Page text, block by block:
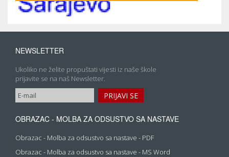
NEWSLETTER
Ukoliko ne želite propuštati vijesti iz naše škole
prijavite se na naš Newsletter.
OBRAZAC - MOLBA ZA ODSUSTVO SA NASTAVE
Obrazac - Molba za odsustvo sa nastave - PDF
Obrazac - Molba za odsustvo sa nastave - MS Word